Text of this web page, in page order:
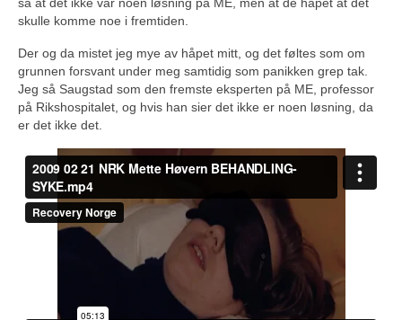
skulle komme noe i fremtiden.
Der og da mistet jeg mye av håpet mitt, og det føltes som om
grunnen forsvant under meg samtidig som panikken grep tak.
Jeg så Saugstad som den fremste eksperten på ME, professor
på Rikshospitalet, og hvis han sier det ikke er noen løsning, da
er det ikke det.